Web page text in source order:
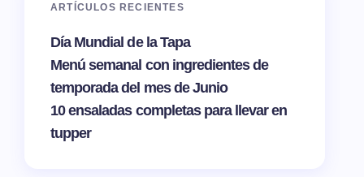
ARTÍCULOS RECIENTES
Día Mundial de la Tapa
Menú semanal con ingredientes de
temporada del mes de Junio
10 ensaladas completas para llevar en
tupper